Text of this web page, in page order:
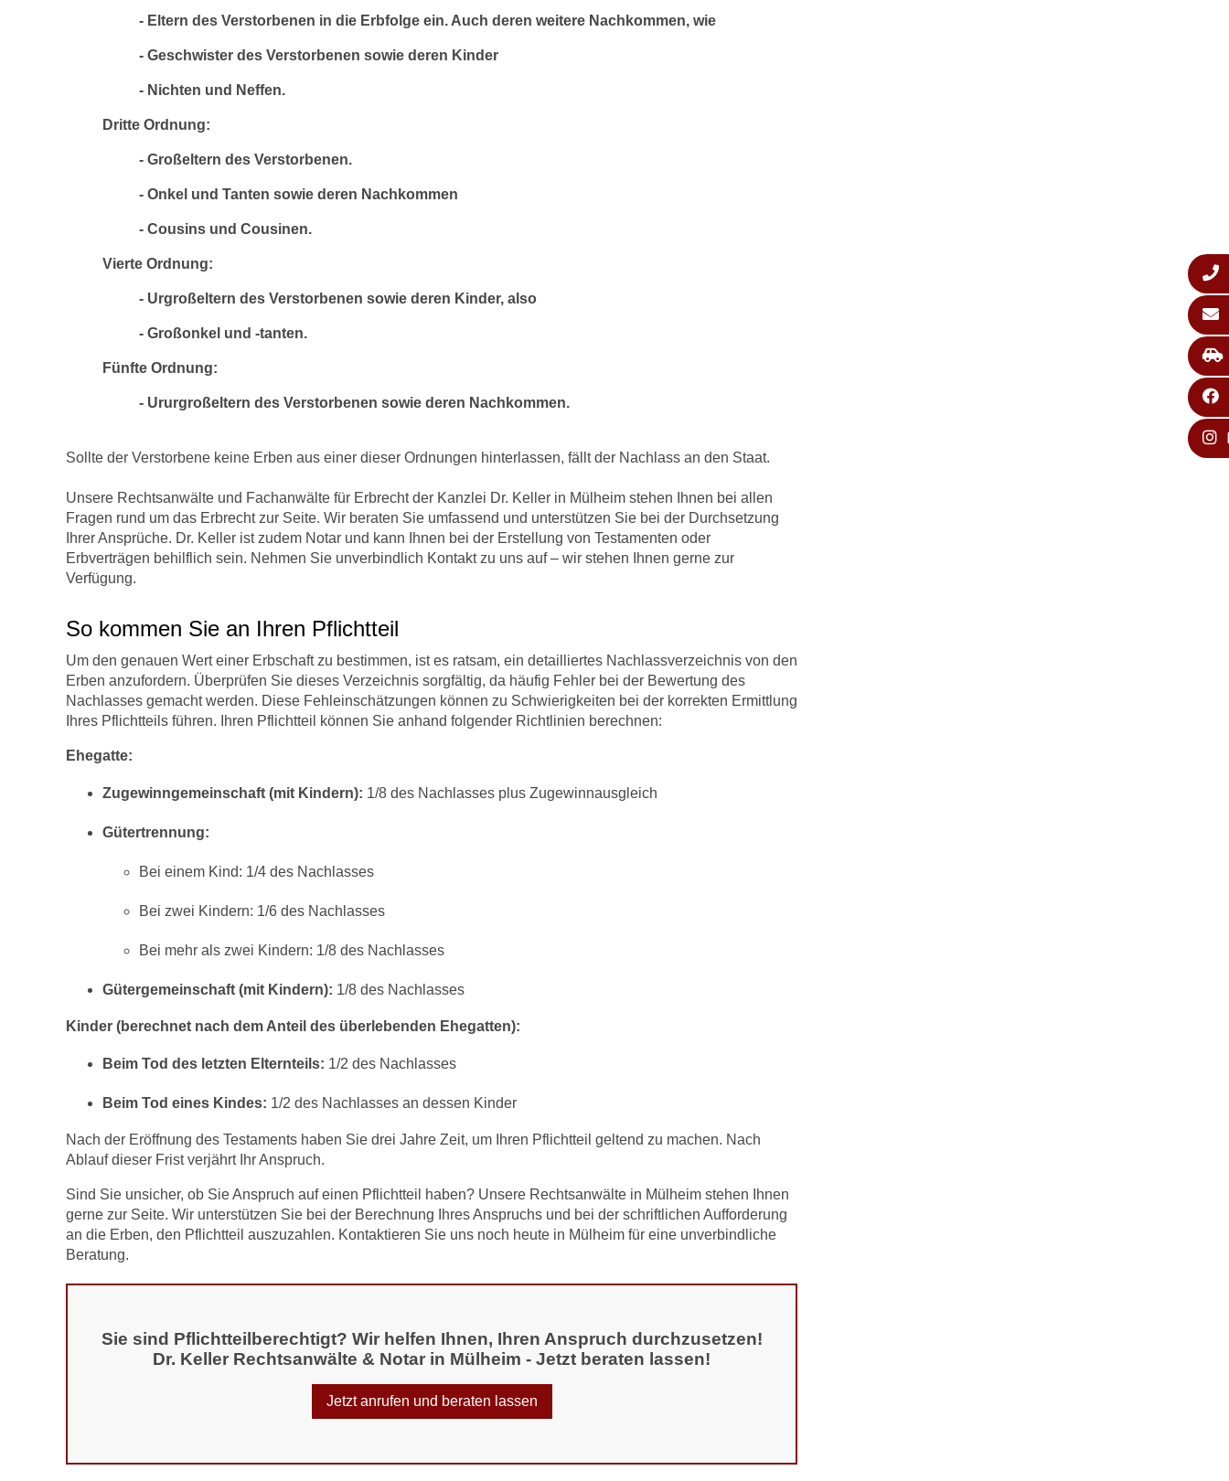
- Eltern des Verstorbenen in die Erbfolge ein. Auch deren weitere Nachkommen, wie
- Geschwister des Verstorbenen sowie deren Kinder
- Nichten und Neffen.
Dritte Ordnung:
- Großeltern des Verstorbenen.
- Onkel und Tanten sowie deren Nachkommen
- Cousins und Cousinen.
Vierte Ordnung:
- Urgroßeltern des Verstorbenen sowie deren Kinder, also
- Großonkel und -tanten.
Fünfte Ordnung:
- Ururgroßeltern des Verstorbenen sowie deren Nachkommen.
Sollte der Verstorbene keine Erben aus einer dieser Ordnungen hinterlassen, fällt der Nachlass an den Staat.
Unsere Rechtsanwälte und Fachanwälte für Erbrecht der Kanzlei Dr. Keller in Mülheim stehen Ihnen bei allen
Fragen rund um das Erbrecht zur Seite. Wir beraten Sie umfassend und unterstützen Sie bei der Durchsetzung
Ihrer Ansprüche. Dr. Keller ist zudem Notar und kann Ihnen bei der Erstellung von Testamenten oder
Erbverträgen behilflich sein. Nehmen Sie unverbindlich Kontakt zu uns auf – wir stehen Ihnen gerne zur
Verfügung.
So kommen Sie an Ihren Pflichtteil
Um den genauen Wert einer Erbschaft zu bestimmen, ist es ratsam, ein detailliertes Nachlassverzeichnis von den
Erben anzufordern. Überprüfen Sie dieses Verzeichnis sorgfältig, da häufig Fehler bei der Bewertung des
Nachlasses gemacht werden. Diese Fehleinschätzungen können zu Schwierigkeiten bei der korrekten Ermittlung
Ihres Pflichtteils führen. Ihren Pflichtteil können Sie anhand folgender Richtlinien berechnen:
Ehegatte:
Zugewinngemeinschaft (mit Kindern): 1/8 des Nachlasses plus Zugewinnausgleich
Gütertrennung:
Bei einem Kind: 1/4 des Nachlasses
Bei zwei Kindern: 1/6 des Nachlasses
Bei mehr als zwei Kindern: 1/8 des Nachlasses
Gütergemeinschaft (mit Kindern): 1/8 des Nachlasses
Kinder (berechnet nach dem Anteil des überlebenden Ehegatten):
Beim Tod des letzten Elternteils: 1/2 des Nachlasses
Beim Tod eines Kindes: 1/2 des Nachlasses an dessen Kinder
Nach der Eröffnung des Testaments haben Sie drei Jahre Zeit, um Ihren Pflichtteil geltend zu machen. Nach
Ablauf dieser Frist verjährt Ihr Anspruch.
Sind Sie unsicher, ob Sie Anspruch auf einen Pflichtteil haben? Unsere Rechtsanwälte in Mülheim stehen Ihnen
gerne zur Seite. Wir unterstützen Sie bei der Berechnung Ihres Anspruchs und bei der schriftlichen Aufforderung
an die Erben, den Pflichtteil auszuzahlen. Kontaktieren Sie uns noch heute in Mülheim für eine unverbindliche
Beratung.
Sie sind Pflichtteilberechtigt? Wir helfen Ihnen, Ihren Anspruch durchzusetzen!
Dr. Keller Rechtsanwälte & Notar in Mülheim - Jetzt beraten lassen!
Jetzt anrufen und beraten lassen